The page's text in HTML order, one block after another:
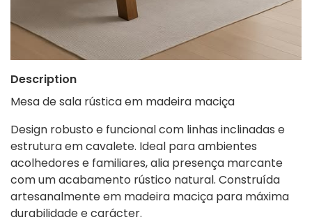
Description
Mesa de sala rústica em madeira maciça
Design robusto e funcional com linhas inclinadas e
estrutura em cavalete. Ideal para ambientes
acolhedores e familiares, alia presença marcante
com um acabamento rústico natural. Construída
artesanalmente em madeira maciça para máxima
durabilidade e carácter.